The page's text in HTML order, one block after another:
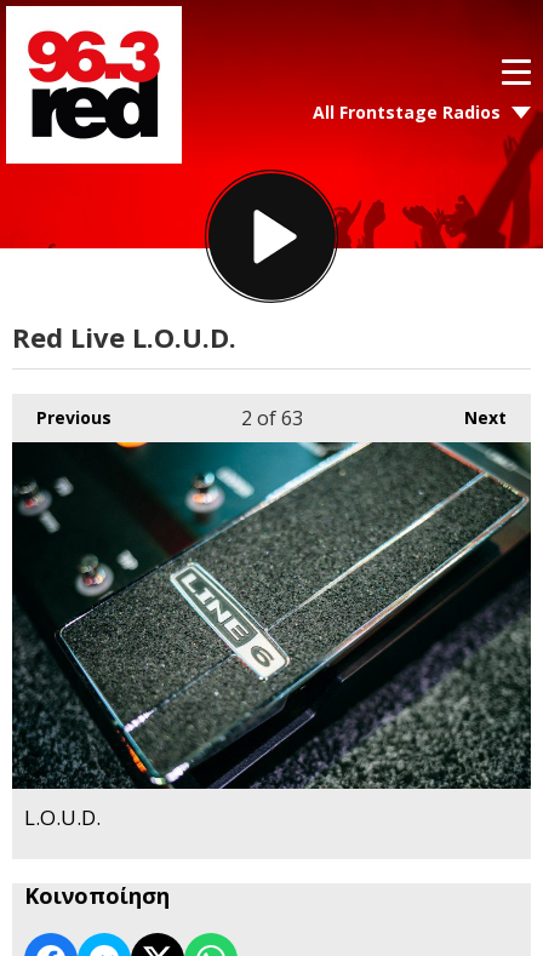
All Frontstage Radios
Red Live L.O.U.D.
Previous Next
2 of 63
L.O.U.D.
Κοινοποίηση